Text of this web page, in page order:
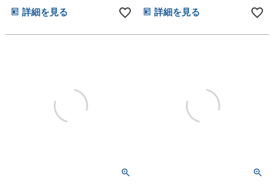
詳細を見る 詳細を見る